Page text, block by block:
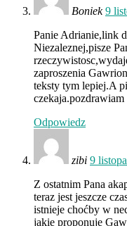
Boniek 9
Panie Adrianie,link
Niezaleznej,pisze
zaproszenia
teksty tym lepiej.A
Odpowiedz
zibi 9
Z ostatnim Pana
teraz jest jeszcze
istnieje choćby w
jakie proponuje